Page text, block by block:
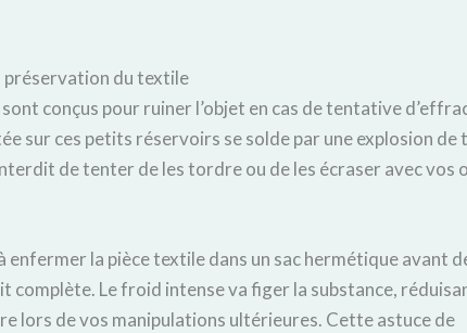
préservation du textile
conçus pour ruiner l’objet en cas de tentative
sur ces petits réservoirs se solde par une explosion de
de tenter de les tordre ou de les écraser avec vos
enfermer la pièce textile dans un sac hermétique avant
complète. Le froid intense va figer la substance,
lors de vos manipulations ultérieures. Cette astuce de